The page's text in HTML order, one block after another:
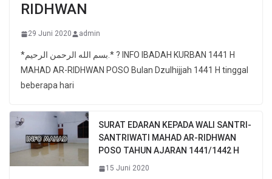
RIDHWAN
29 Juni 2020 admin
*بسم الله الرحمن الرحيم.* ? INFO IBADAH KURBAN 1441 H
MAHAD AR-RIDHWAN POSO Bulan Dzulhijjah 1441 H tinggal
beberapa hari
SURAT EDARAN KEPADA WALI SANTRI-
SANTRIWATI MAHAD AR-RIDHWAN
POSO TAHUN AJARAN 1441/1442 H
15 Juni 2020